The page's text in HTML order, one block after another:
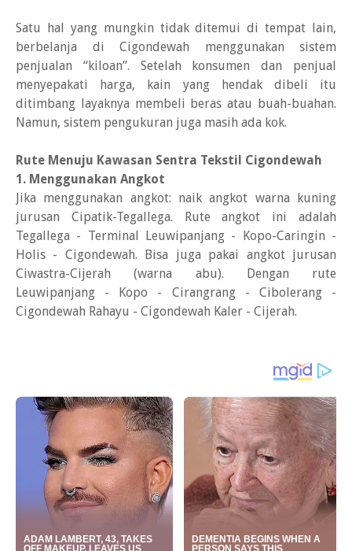
Satu hal yang mungkin tidak ditemui di tempat lain,
berbelanja di Cigondewah menggunakan sistem
penjualan “kiloan”. Setelah konsumen dan penjual
menyepakati harga, kain yang hendak dibeli itu
ditimbang layaknya membeli beras atau buah-buahan.
Namun, sistem pengukuran juga masih ada kok.
Rute Menuju Kawasan Sentra Tekstil Cigondewah
1. Menggunakan Angkot
Jika menggunakan angkot: naik angkot warna kuning
jurusan Cipatik-Tegallega. Rute angkot ini adalah
Tegallega - Terminal Leuwipanjang - Kopo-Caringin -
Holis - Cigondewah. Bisa juga pakai angkot jurusan
Ciwastra-Cijerah (warna abu). Dengan rute
Leuwipanjang - Kopo - Cirangrang - Cibolerang -
Cigondewah Rahayu - Cigondewah Kaler - Cijerah.